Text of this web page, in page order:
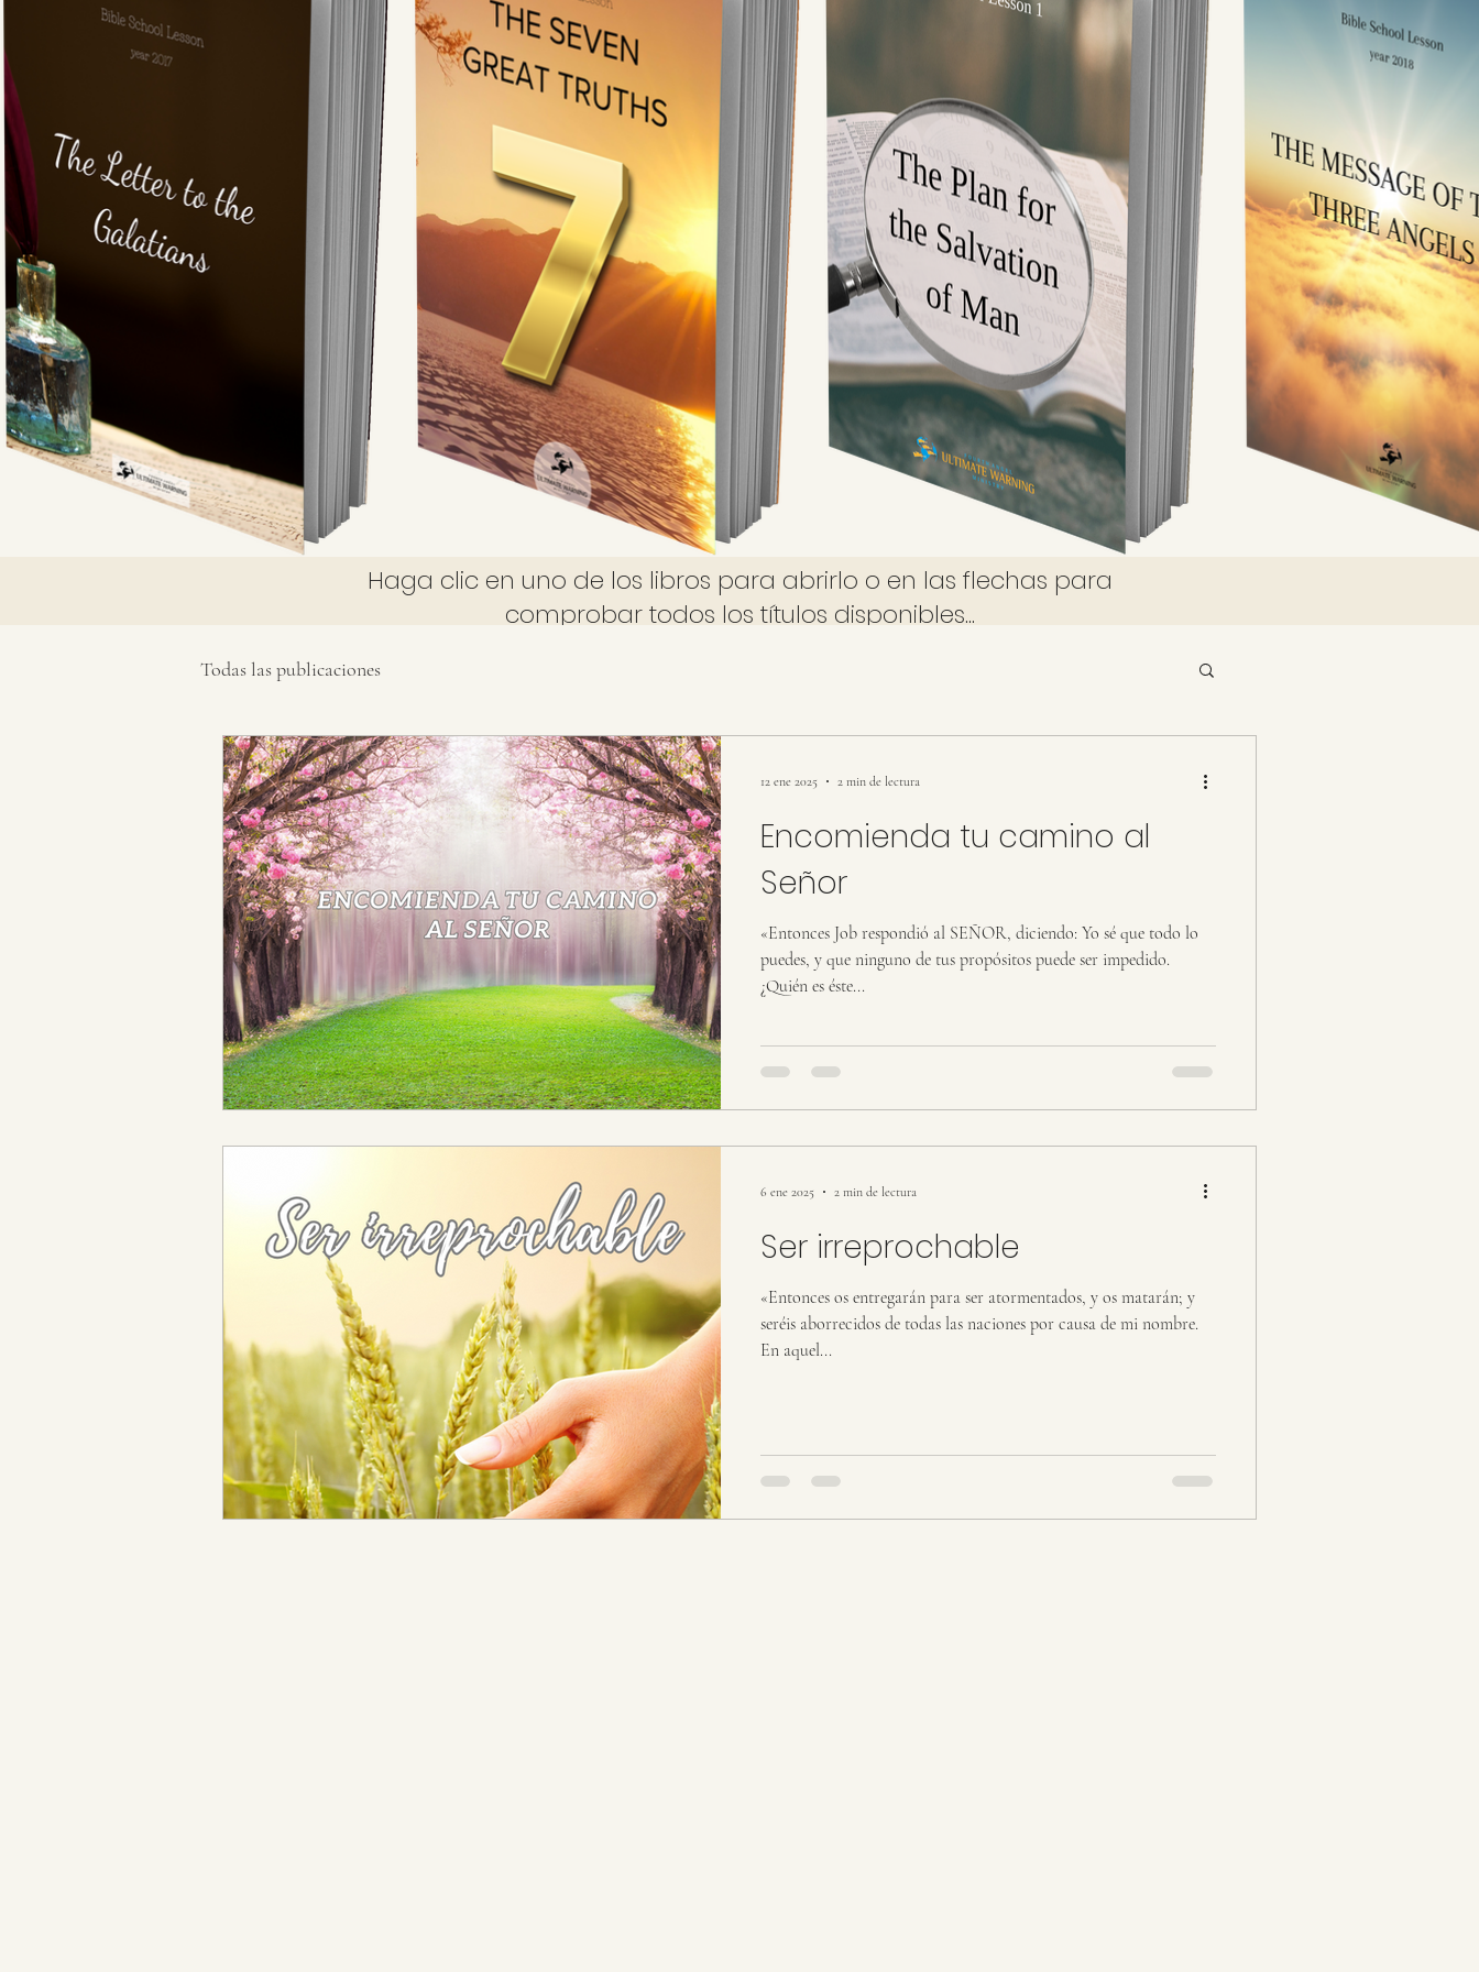
Haga clic en uno de los libros para abrirlo o en las flechas para
comprobar todos los títulos disponibles...
Todas las publicaciones
Encomienda tu camino al
Señor
«Entonces Job respondió al SEÑOR, diciendo: Yo sé que todo lo
puedes, y que ninguno de tus propósitos puede ser impedido.
¿Quién es éste...
12 ene 2025 2 min de lectura
Ser irreprochable
«Entonces os entregarán para ser atormentados, y os matarán; y
seréis aborrecidos de todas las naciones por causa de mi nombre.
En aquel...
6 ene 2025 2 min de lectura